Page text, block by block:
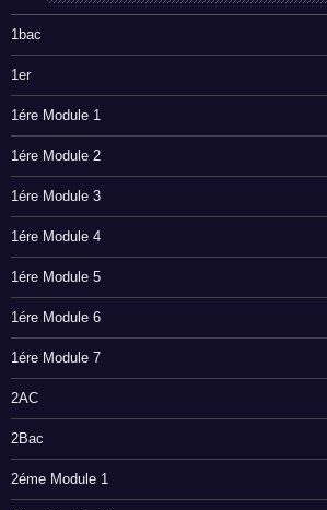
1bac
1er
1ére Module 1
1ére Module 2
1ére Module 3
1ére Module 4
1ére Module 5
1ére Module 6
1ére Module 7
2AC
2Bac
2éme Module 1